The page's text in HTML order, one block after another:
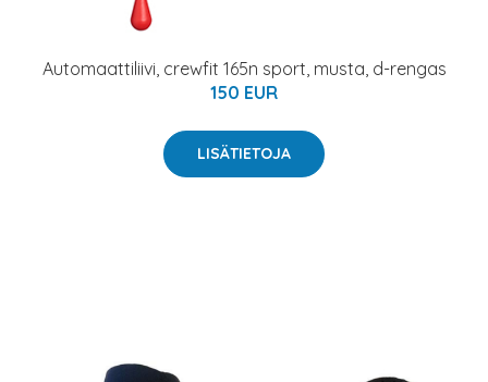
Automaattiliivi, crewfit 165n sport, musta, d-rengas
150 EUR
LISÄTIETOJA